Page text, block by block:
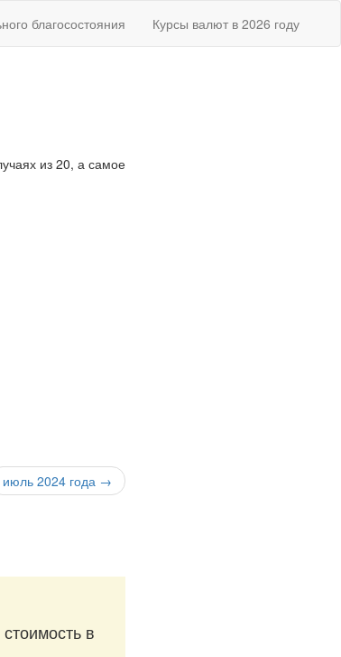
благосостояния Курсы валют в 2026 году
из 20, а самое
июль 2024 года →
в